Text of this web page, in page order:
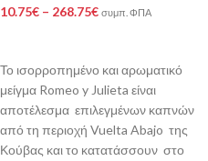
10.75€ – 268.75€ συμπ. ΦΠΑ
Το ισορροπημένο και αρωματικό
μείγμα Romeo y Julieta είναι
αποτέλεσμα επιλεγμένων καπνών
από τη περιοχή Vuelta Abajo της
Κούβας και το κατατάσσουν στο